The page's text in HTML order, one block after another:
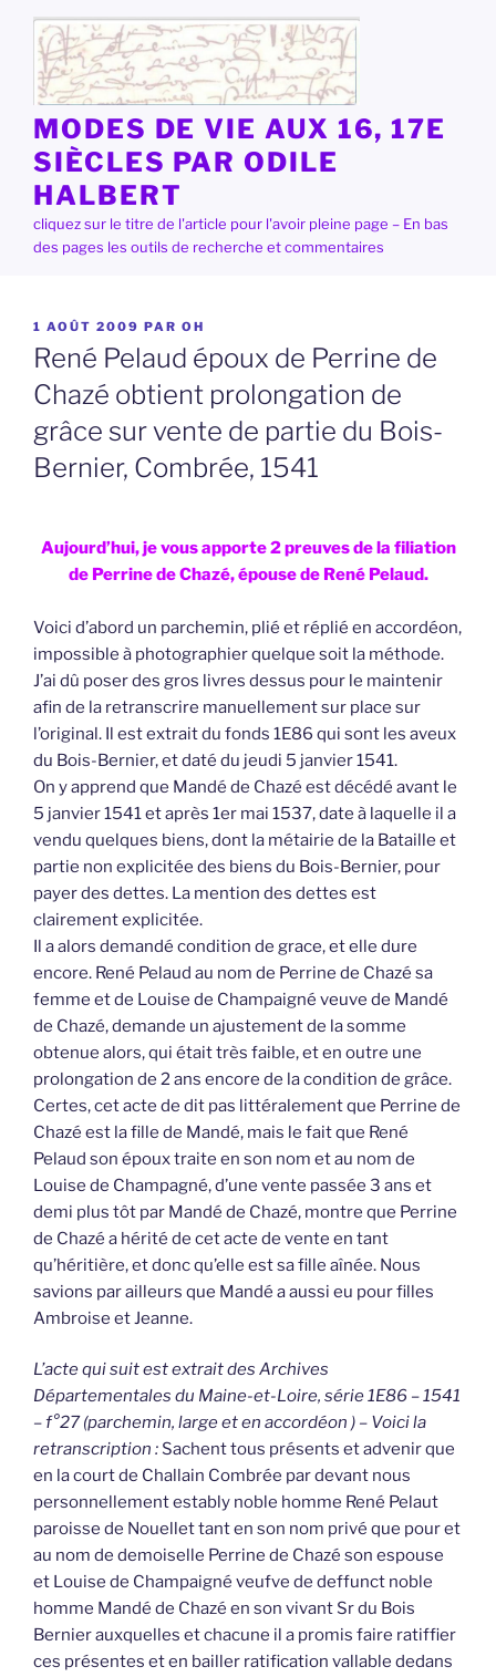
contenu
principal
MODES DE VIE AUX 16, 17E
SIÈCLES PAR ODILE
HALBERT
cliquez sur le titre de l'article pour l'avoir pleine page – En bas
des pages les outils de recherche et commentaires
PUBLIÉ
LE
1 AOÛT 2009 PAR OH
René Pelaud époux de Perrine de
Chazé obtient prolongation de
grâce sur vente de partie du Bois-
Bernier, Combrée, 1541
Aujourd’hui, je vous apporte 2 preuves de la filiation
de Perrine de Chazé, épouse de René Pelaud.
Voici d’abord un parchemin, plié et réplié en accordéon,
impossible à photographier quelque soit la méthode.
J’ai dû poser des gros livres dessus pour le maintenir
afin de la retranscrire manuellement sur place sur
l’original. Il est extrait du fonds 1E86 qui sont les aveux
du Bois-Bernier, et daté du jeudi 5 janvier 1541.
On y apprend que Mandé de Chazé est décédé avant le
5 janvier 1541 et après 1er mai 1537, date à laquelle il a
vendu quelques biens, dont la métairie de la Bataille et
partie non explicitée des biens du Bois-Bernier, pour
payer des dettes. La mention des dettes est
clairement explicitée.
Il a alors demandé condition de grace, et elle dure
encore. René Pelaud au nom de Perrine de Chazé sa
femme et de Louise de Champaigné veuve de Mandé
de Chazé, demande un ajustement de la somme
obtenue alors, qui était très faible, et en outre une
prolongation de 2 ans encore de la condition de grâce.
Certes, cet acte de dit pas littéralement que Perrine de
Chazé est la fille de Mandé, mais le fait que René
Pelaud son époux traite en son nom et au nom de
Louise de Champagné, d’une vente passée 3 ans et
demi plus tôt par Mandé de Chazé, montre que Perrine
de Chazé a hérité de cet acte de vente en tant
qu’héritière, et donc qu’elle est sa fille aînée. Nous
savions par ailleurs que Mandé a aussi eu pour filles
Ambroise et Jeanne.
L’acte qui suit est extrait des Archives
Départementales du Maine-et-Loire, série 1E86 – 1541
– f°27 (parchemin, large et en accordéon ) – Voici la
retranscription : Sachent tous présents et advenir que
en la court de Challain Combrée par devant nous
personnellement estably noble homme René Pelaut
paroisse de Nouellet tant en son nom privé que pour et
au nom de demoiselle Perrine de Chazé son espouse
et Louise de Champaigné veufve de deffunct noble
homme Mandé de Chazé en son vivant Sr du Bois
Bernier auxquelles et chacune il a promis faire ratiffier
ces présentes et en bailler ratification vallable dedans